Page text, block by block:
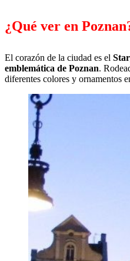
¿Qué ver en
El corazón de la ciudad es el
emblemática de Poznan.
diferentes colores y ornamentos